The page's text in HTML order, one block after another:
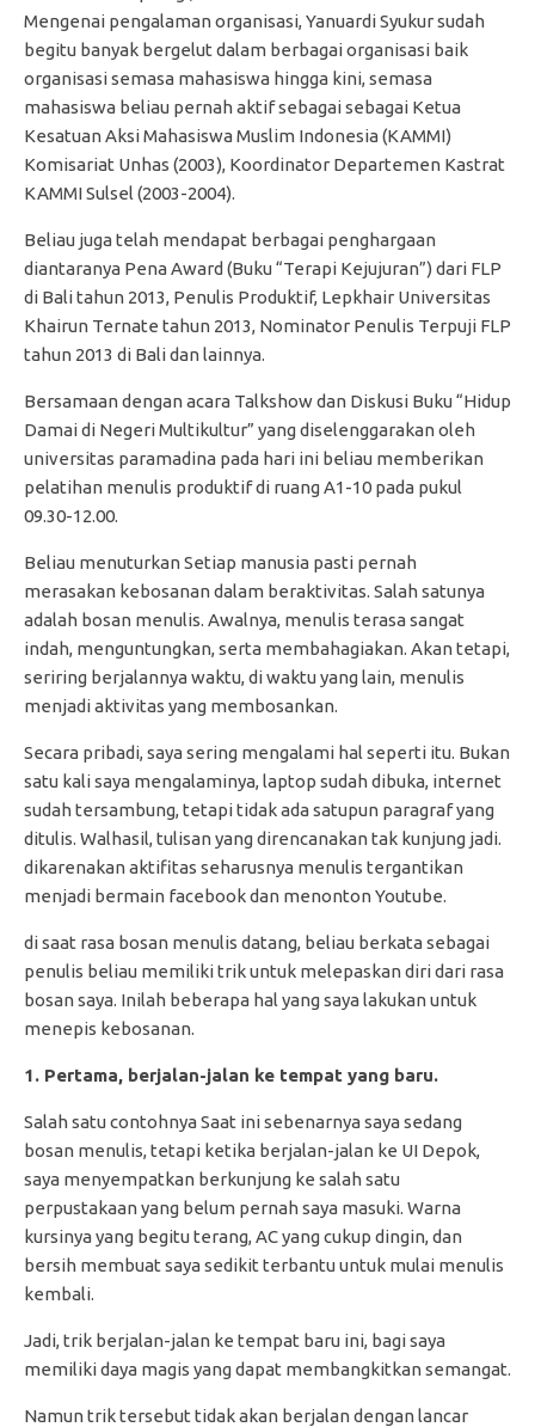
Mengenai pengalaman organisasi, Yanuardi Syukur sudah
begitu banyak bergelut dalam berbagai organisasi baik
organisasi semasa mahasiswa hingga kini, semasa
mahasiswa beliau pernah aktif sebagai sebagai Ketua
Kesatuan Aksi Mahasiswa Muslim Indonesia (KAMMI)
Komisariat Unhas (2003), Koordinator Departemen Kastrat
KAMMI Sulsel (2003-2004).
Beliau juga telah mendapat berbagai penghargaan
diantaranya Pena Award (Buku “Terapi Kejujuran”) dari FLP
di Bali tahun 2013, Penulis Produktif, Lepkhair Universitas
Khairun Ternate tahun 2013, Nominator Penulis Terpuji FLP
tahun 2013 di Bali dan lainnya.
Bersamaan dengan acara Talkshow dan Diskusi Buku “Hidup
Damai di Negeri Multikultur” yang diselenggarakan oleh
universitas paramadina pada hari ini beliau memberikan
pelatihan menulis produktif di ruang A1-10 pada pukul
09.30-12.00.
Beliau menuturkan Setiap manusia pasti pernah
merasakan kebosanan dalam beraktivitas. Salah satunya
adalah bosan menulis. Awalnya, menulis terasa sangat
indah, menguntungkan, serta membahagiakan. Akan tetapi,
seriring berjalannya waktu, di waktu yang lain, menulis
menjadi aktivitas yang membosankan.
Secara pribadi, saya sering mengalami hal seperti itu. Bukan
satu kali saya mengalaminya, laptop sudah dibuka, internet
sudah tersambung, tetapi tidak ada satupun paragraf yang
ditulis. Walhasil, tulisan yang direncanakan tak kunjung jadi.
dikarenakan aktifitas seharusnya menulis tergantikan
menjadi bermain facebook dan menonton Youtube.
di saat rasa bosan menulis datang, beliau berkata sebagai
penulis beliau memiliki trik untuk melepaskan diri dari rasa
bosan saya. Inilah beberapa hal yang saya lakukan untuk
menepis kebosanan.
1. Pertama, berjalan-jalan ke tempat yang baru.
Salah satu contohnya Saat ini sebenarnya saya sedang
bosan menulis, tetapi ketika berjalan-jalan ke UI Depok,
saya menyempatkan berkunjung ke salah satu
perpustakaan yang belum pernah saya masuki. Warna
kursinya yang begitu terang, AC yang cukup dingin, dan
bersih membuat saya sedikit terbantu untuk mulai menulis
kembali.
Jadi, trik berjalan-jalan ke tempat baru ini, bagi saya
memiliki daya magis yang dapat membangkitkan semangat.
Namun trik tersebut tidak akan berjalan dengan lancar